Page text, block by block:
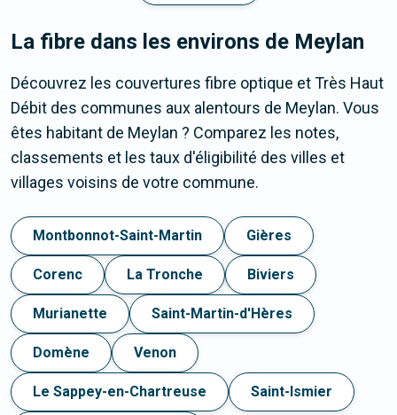
La fibre dans les environs de Meylan
Découvrez les couvertures fibre optique et Très Haut
Débit des communes aux alentours de Meylan. Vous
êtes habitant de Meylan ? Comparez les notes,
classements et les taux d'éligibilité des villes et
villages voisins de votre commune.
Montbonnot-Saint-Martin Gières
Corenc La Tronche Biviers
Murianette Saint-Martin-d'Hères
Domène Venon
Le Sappey-en-Chartreuse Saint-Ismier